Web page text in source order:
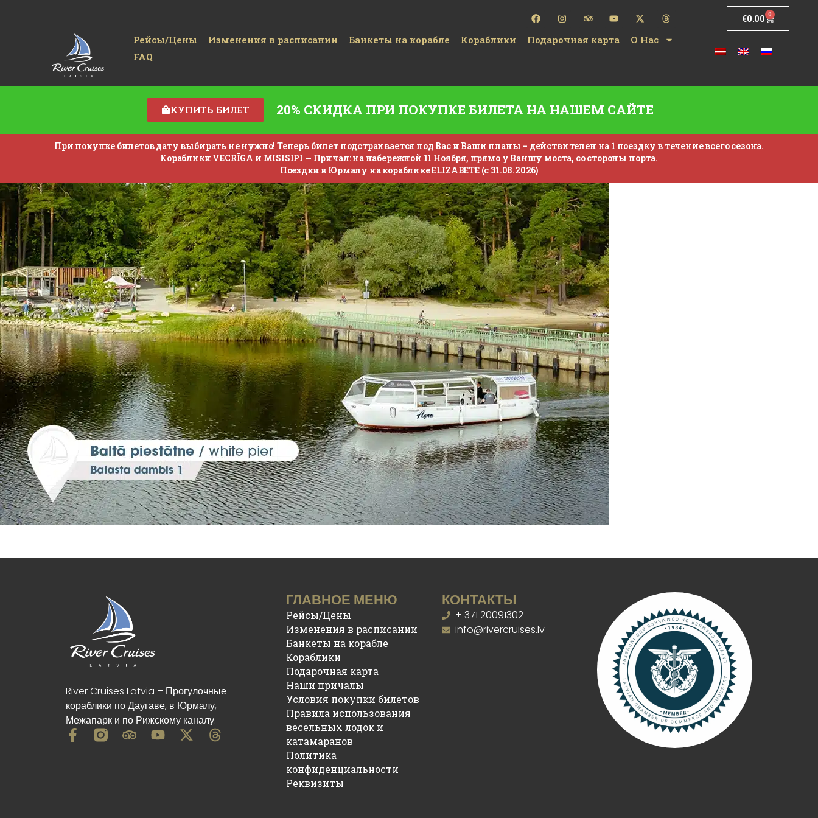
€0.00 0
Рейсы/Цены Изменения в расписании Банкеты на корабле Кораблики Подарочная карта
О Нас
FAQ
КУПИТЬ БИЛЕТ 20% СКИДКА ПРИ ПОКУПКЕ БИЛЕТА НА НАШЕМ САЙТЕ
При покупке билетов дату выбирать не нужно! Теперь билет подстраивается под Вас и Ваши планы – действителен на 1 поездку в течение всего сезона.
Кораблики VECRĪGA и MISISIPI — Причал: на набережной 11 Ноября, прямо у Ваншу моста, со стороны порта.
Поездки в Юрмалу на кораблике ELIZABETE (с 31.08.2026)
River Cruises Latvia – Прогулочные
кораблики по Даугаве, в Юрмалу,
Межапарк и по Рижскому каналу.
ГЛАВНОЕ МЕНЮ
Рейсы/Цены
Изменения в расписании
Банкеты на корабле
Кораблики
Подарочная карта
Наши причалы
Условия покупки билетов
Правила использования
весельных лодок и
катамаранов
Политика
конфиденциальности
Реквизиты
КОНТАКТЫ
+ 371 20091302
info@rivercruises.lv